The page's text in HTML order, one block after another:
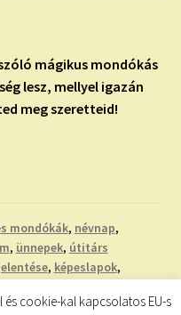
mágikus mondókás
lesz, mellyel igazán
meg szeretteid!
mondókák, névnap,
, ünnepek, útitárs
, képeslapok,
,szeretettel,
cookie-kal kapcsolatos EU-s